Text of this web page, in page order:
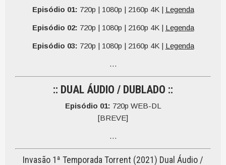
Episódio 01: 720p | 1080p | 2160p 4K | Legenda
Episódio 02: 720p | 1080p | 2160p 4K | Legenda
Episódio 03: 720p | 1080p | 2160p 4K | Legenda
…
:: DUAL ÁUDIO / DUBLADO ::
Episódio 01: 720p WEB-DL
[BREVE]
…
Invasão 1ª Temporada Torrent (2021) Dual Áudio /